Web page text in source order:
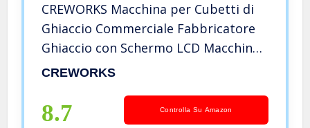
CREWORKS Macchina per Cubetti di
Ghiaccio Commerciale Fabbricatore
Ghiaccio con Schermo LCD Macchina
Ghiaccio in Acciaio Inossidabile per
Caffetteria (36 PCS)
CREWORKS
8.7 Controlla Su Amazon